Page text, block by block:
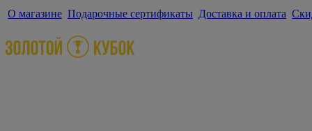
О магазине Подарочные сертификаты Доставка и оплата